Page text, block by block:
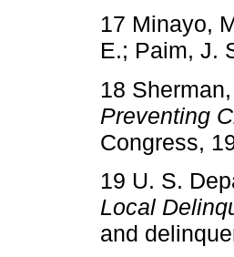
17 Minayo,
E.; Paim, J.
18
Preventing
19 U. S.
Local
and